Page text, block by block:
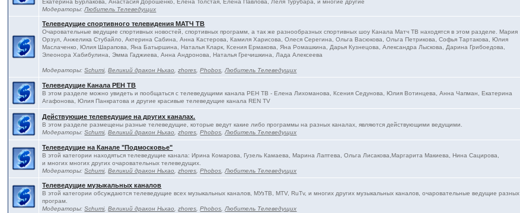
Екатерина Бурлакова, Анастасия Дорошенко, Елена Толстая, Елена Павлова, Леля Турубара, и многие другие
Модераторы:Любитель Телеведущих
Телеведущие спортивного телевидения МАТЧ ТВ
Очаровательные ведущие спортивных новостей, спортивных программ, а так же разнообразных спортивных шоу Канала Матч ТВ находятся в этом разделе. Мария
Орзул, Анжелика Стубайло, Актерина Сабина, Анна Кастерова, Камиля Харисова, Олеся Серегина, Ольга Васюкова, Ольга Петрикова, Софья Тартакова, Юлия
Маслаченко, Юлия Шарапова, Яна Батыршина, Наталья Кларк, Ксения Ермакова, Яна Ромашкина, Дарья Кузнецова, Александра Лыскова, Дарина Грибоедова,
Элеонора Хабибулина, Эмма Гаджиева, Анна Андронова, Наталья Гречишкина, Лада Алексеева
Модераторы:Schumi,Великий дракон Ньхао,zhores,Phobos,Любитель Телеведущих
Телеведущие Канала РЕН ТВ
В этом разделе можно увидеть и пообщаться с телеведущими канала РЕН ТВ - Елена Лихоманова, Ксения Седунова, Юлия Вотинцева, Анна Чапман, Екатерина
Агафонова, Юлия Панкратова и другие красивые телеведущие канала REN TV
Действующие телеведущие на других каналах.
В этом разделе размещены разные телеведущие, которые ведут какие либо программы на разных каналах, являются действующими ведущими.
Модераторы:Schumi,Великий дракон Ньхао,zhores,Phobos,Любитель Телеведущих
Телеведущие на Канале "Подмосковье"
В этой категории находяться телеведущие канала: Ирина Комарова, Гузель Камаева, Марина Лаптева, Ольга Лисакова,Маргарита Макиева, Нина Сацирова,
и многих многих других очаровательных телеведущих.
Модераторы:Schumi,Великий дракон Ньхао,zhores,Phobos,Любитель Телеведущих
Телеведущие музыкальных каналов
В этой категории обсуждаются телеведущие всех музыкальных каналов, МУзТВ, MTV, RuTv, и многих других музыкальных каналов, очаровательные ведущие разных
програм.
Модераторы:Schumi,Великий дракон Ньхао,zhores,Phobos,Любитель Телеведущих